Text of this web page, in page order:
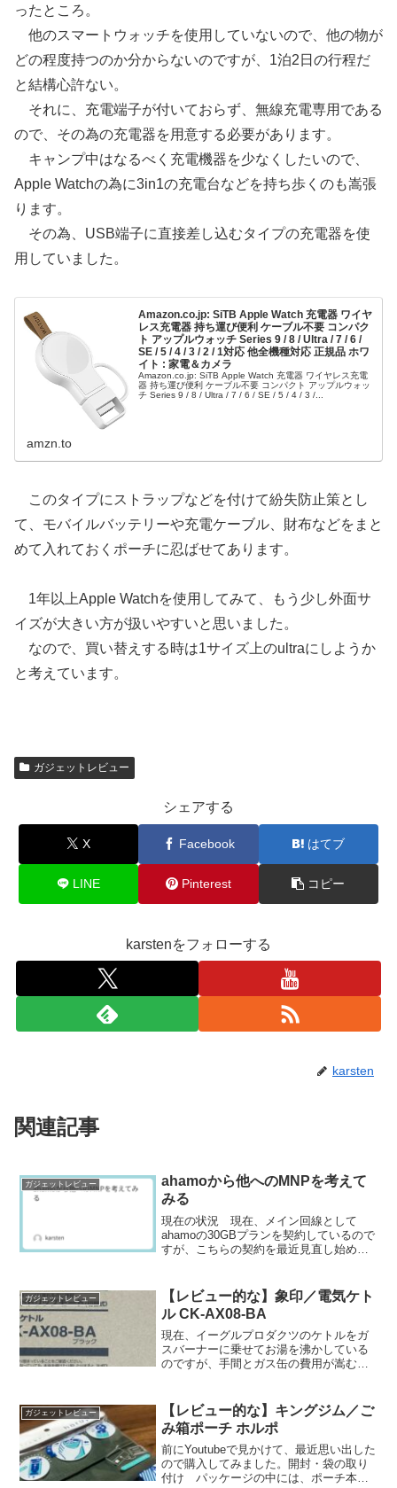
ったところ。
他のスマートウォッチを使用していないので、他の物が
どの程度持つのか分からないのですが、1泊2日の行程だ
と結構心許ない。
それに、充電端子が付いておらず、無線充電専用である
ので、その為の充電器を用意する必要があります。
キャンプ中はなるべく充電機器を少なくしたいので、
Apple Watchの為に3in1の充電台などを持ち歩くのも嵩張
ります。
その為、USB端子に直接差し込むタイプの充電器を使
用していました。
Amazon.co.jp: SiTB Apple Watch 充電器 ワイヤ
レス充電器 持ち運び便利 ケーブル不要 コンパク
ト アップルウォッチ Series 9 / 8 / Ultra / 7 / 6 /
SE / 5 / 4 / 3 / 2 / 1対応 他全機種対応 正規品 ホワ
イト : 家電＆カメラ
Amazon.co.jp: SiTB Apple Watch 充電器 ワイヤレス充電
器 持ち運び便利 ケーブル不要 コンパクト アップルウォッ
チ Series 9 / 8 / Ultra / 7 / 6 / SE / 5 / 4 / 3 /...
amzn.to
このタイプにストラップなどを付けて紛失防止策とし
て、モバイルバッテリーや充電ケーブル、財布などをまと
めて入れておくポーチに忍ばせてあります。
1年以上Apple Watchを使用してみて、もう少し外面サ
イズが大きい方が扱いやすいと思いました。
なので、買い替えする時は1サイズ上のultraにしようか
と考えています。
ガジェットレビュー
シェアする
X Facebook はてブ
LINE Pinterest コピー
karstenをフォローする
karsten
関連記事
ガジェットレビュー
ahamoから他へのMNPを考えて
みる
現在の状況 現在、メイン回線として
ahamoの30GBプランを契約しているので
すが、こちらの契約を最近見直し始めま
約していなかったのですが、これは実の
ところ不要でした。...
ガジェットレビュー
【レビュー的な】象印／電気ケト
ル CK-AX08-BA
現在、イーグルプロダクツのケトルをガ
スバーナーに乗せてお湯を沸かしている
のですが、手間とガス缶の費用が嵩むの
のを見て、象印の製品の中で最上位の製
品を購入。 Amazonで...
ガジェットレビュー
【レビュー的な】キングジム／ご
み箱ポーチ ホルポ
前にYoutubeで見かけて、最近思い出した
ので購入してみました。開封・袋の取り
付け パッケージの中には、ポーチ本体